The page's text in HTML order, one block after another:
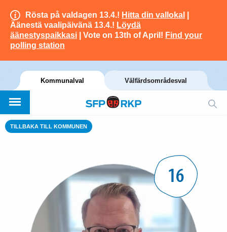
Rösta på valdagen 13.4.! Hitta din vallokal
Äänestä vaalipäivänä 13.4.! Löydä
äänestyspaikkasi | Vote on 13th of April! Find your
polling station
Kommunalval Välfärdsområdesval
TILLBAKA TILL KOMMUNEN
16